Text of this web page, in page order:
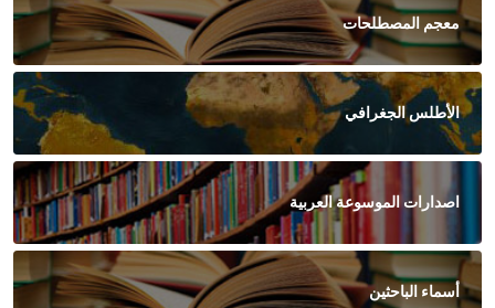
معجم المصطلحات
الأطلس الجغرافي
اصدارات الموسوعة العربية
أسماء الباحثين